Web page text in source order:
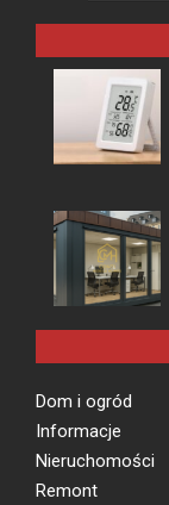
Dom i ogród
Informacje
Nieruchomości
Remont